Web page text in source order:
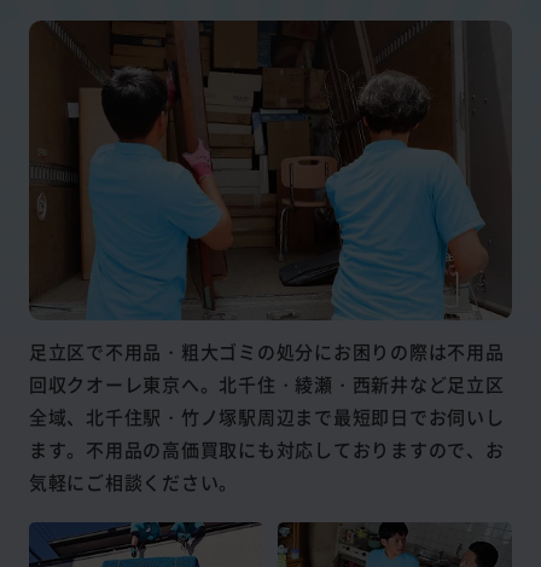
足立区で不用品・粗大ゴミの処分にお困りの際は不用品
回収クオーレ東京へ。北千住・綾瀬・西新井など足立区
全域、北千住駅・竹ノ塚駅周辺まで最短即日でお伺いし
ます。不用品の高価買取にも対応しておりますので、お
気軽にご相談ください。